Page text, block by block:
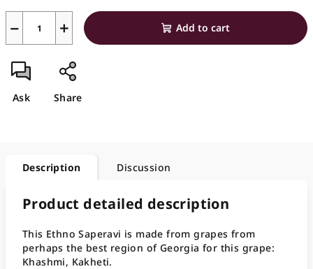
+
− Add to cart
Ask Share
Description Discussion
Product detailed description
This Ethno Saperavi is made from grapes from
perhaps the best region of Georgia for this grape:
Khashmi, Kakheti.